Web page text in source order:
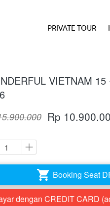
PRIVATE TOUR
VIETNAM
Rp
` Booking Seat
dengan CREDIT CARD